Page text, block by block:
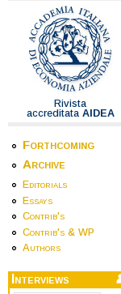
Rivista
accreditata AIDEA
Forthcoming
Archive
Editorials
Essays
Contrib's
Contrib's & WP
Authors
Interviews